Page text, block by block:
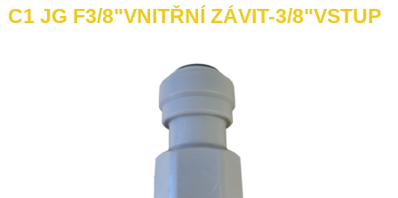
C1 JG F3/8"VNITŘNÍ ZÁVIT-3/8"VSTUP